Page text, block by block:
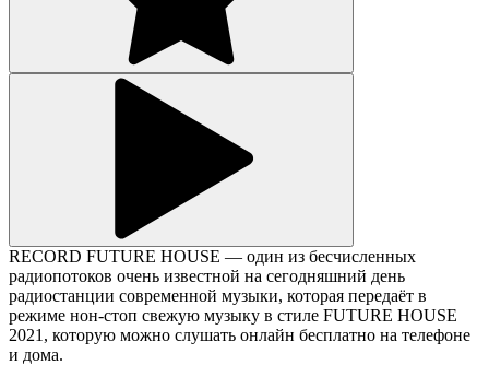
RECORD FUTURE HOUSE — один из бесчисленных
радиопотоков очень известной на сегодняшний день
радиостанции современной музыки, которая передаёт в
режиме нон-стоп свежую музыку в стиле FUTURE HOUSE
2021, которую можно слушать онлайн бесплатно на телефоне
и дома.